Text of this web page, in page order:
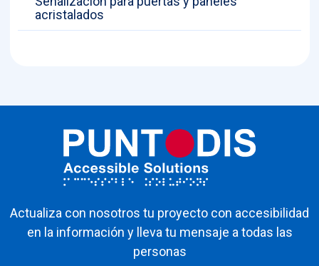
acristalados
Actualiza con nosotros tu proyecto con accesibilidad
en la información y lleva tu mensaje a todas las
personas